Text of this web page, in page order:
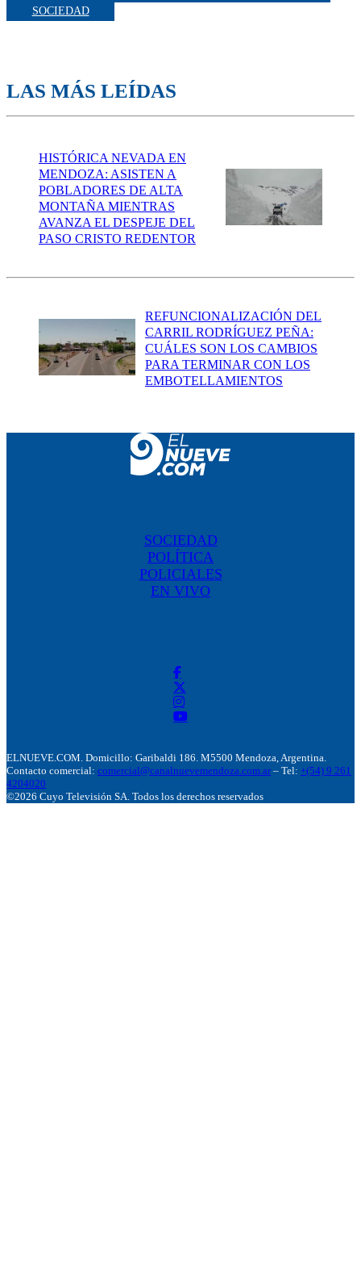
SOCIEDAD
LAS MÁS LEÍDAS
HISTÓRICA NEVADA EN
MENDOZA: ASISTEN A
POBLADORES DE ALTA
MONTAÑA MIENTRAS
AVANZA EL DESPEJE DEL
PASO CRISTO REDENTOR
REFUNCIONALIZACIÓN DEL
CARRIL RODRÍGUEZ PEÑA:
CUÁLES SON LOS CAMBIOS
PARA TERMINAR CON LOS
EMBOTELLAMIENTOS
SOCIEDAD
POLÍTICA
POLICIALES
EN VIVO
ELNUEVE.COM. Domicillo: Garibaldi 186. M5500 Mendoza, Argentina.
Contacto comercial: comercial@canalnuevemendoza.com.ar – Tel: +(54) 9 261
4204020
©2026 Cuyo Televisión SA. Todos los derechos reservados